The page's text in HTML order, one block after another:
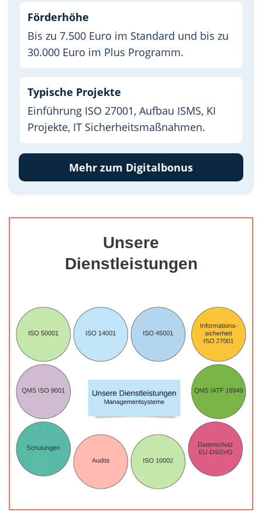
Förderhöhe
Bis zu 7.500 Euro im Standard und bis zu
30.000 Euro im Plus Programm.
Typische Projekte
Einführung ISO 27001, Aufbau ISMS, KI
Projekte, IT Sicherheitsmaßnahmen.
Mehr zum Digitalbonus
Unsere
Dienstleistungen